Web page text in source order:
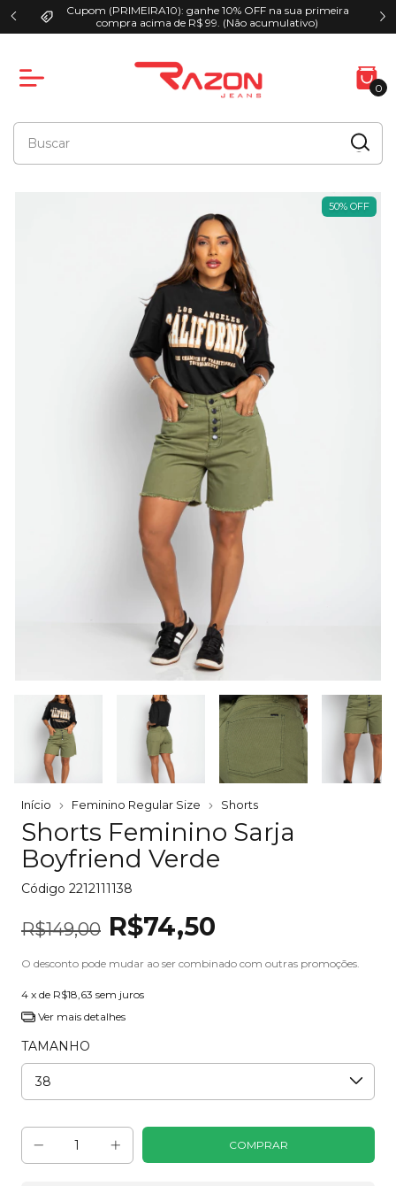
Cupom (PRIMEIRA10): ganhe 10% OFF na sua primeira
compra acima de R$ 99. (Não acumulativo)
0
50% OFF
Início Feminino Regular Size Shorts
Shorts Feminino Sarja
Boyfriend Verde
Código 2212111138
R$149,00 R$74,50
O desconto pode mudar ao ser combinado com outras promoções.
4 x de R$18,63 sem juros
Ver mais detalhes
TAMANHO